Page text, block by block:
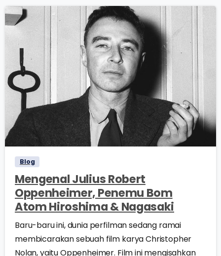
0 0
Blog
Mengenal Julius Robert
Oppenheimer, Penemu Bom
Atom Hiroshima & Nagasaki
Baru-baru ini, dunia perfilman sedang ramai
membicarakan sebuah film karya Christopher
Nolan, yaitu Oppenheimer. Film ini mengisahkan